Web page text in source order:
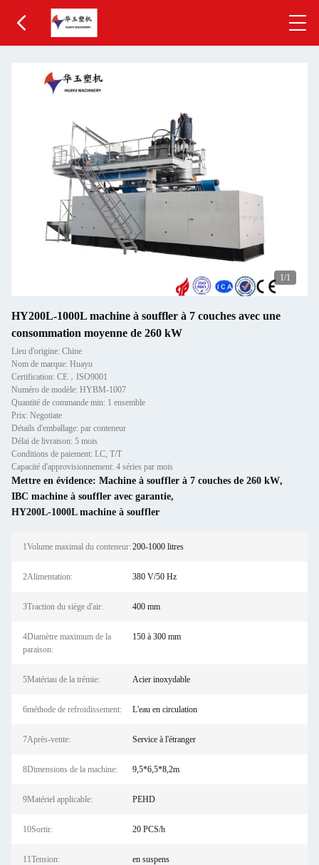
1/1
HY200L-1000L machine à souffler à 7 couches avec une
consommation moyenne de 260 kW
Lieu d'origine: Chine
Nom de marque: Huayu
Certification: CE，ISO9001
Numéro de modèle: HYBM-1007
Quantité de commande min: 1 ensemble
Prix: Negotiate
Détails d'emballage: par conteneur
Délai de livraison: 5 mois
Conditions de paiement: LC, T/T
Capacité d'approvisionnement: 4 séries par mois
Mettre en évidence: Machine à souffler à 7 couches de 260 kW,
IBC machine à souffler avec garantie,
HY200L-1000L machine à souffler
1Volume maximal du conteneur:200-1000 litres
2Alimentation: 380 V/50 Hz
3Traction du siège d'air: 400 mm
4Diamètre maximum de la
paraison:
150 à 300 mm
5Matériau de la trémie: Acier inoxydable
6méthode de refroidissement: L'eau en circulation
7Après-vente: Service à l'étranger
8Dimensions de la machine: 9,5*6,5*8,2m
9Matériel applicable: PEHD
10Sortir: 20 PCS/h
11Tension: en suspens